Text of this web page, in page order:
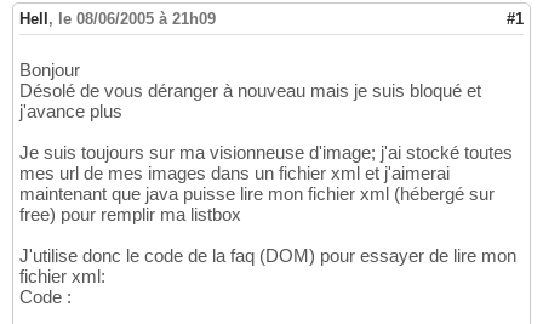
Hell , le 08/06/2005 à 21h09 #1
Bonjour
Désolé de vous déranger à nouveau mais je suis bloqué et
j'avance plus
Je suis toujours sur ma visionneuse d'image; j'ai stocké toutes
mes url de mes images dans un fichier xml et j'aimerai
maintenant que java puisse lire mon fichier xml (hébergé sur
free) pour remplir ma listbox
J'utilise donc le code de la faq (DOM) pour essayer de lire mon
fichier xml:
Code :